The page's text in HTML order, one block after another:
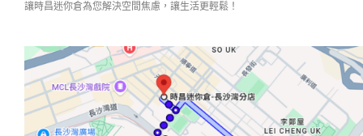
讓時昌迷你倉為您解決空間焦慮，讓生活更輕鬆！